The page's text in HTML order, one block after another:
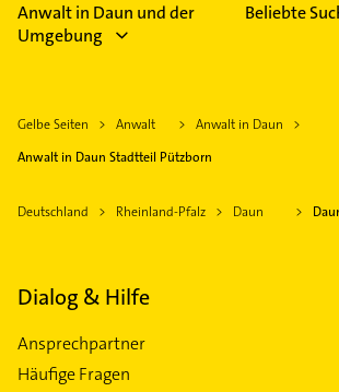
Anwalt in Daun und der
Umgebung
Beliebte
Gelbe Seiten Anwalt
Anwalt in Daun
Anwalt in Daun Stadtteil Pützborn
Deutschland Rheinland-Pfalz Daun
Dialog & Hilfe
Ansprechpartner
Häufige Fragen